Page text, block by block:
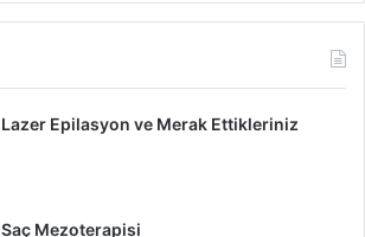
Lazer Epilasyon ve Merak Ettikleriniz
Saç Mezoterapisi